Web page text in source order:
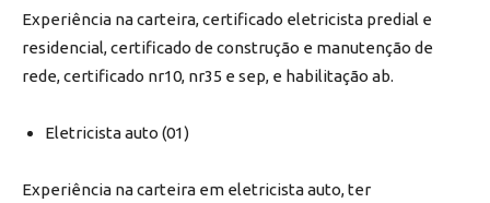
Experiência na carteira, certificado eletricista predial e
residencial, certificado de construção e manutenção de
rede, certificado nr10, nr35 e sep, e habilitação ab.
Eletricista auto (01)
Experiência na carteira em eletricista auto, ter